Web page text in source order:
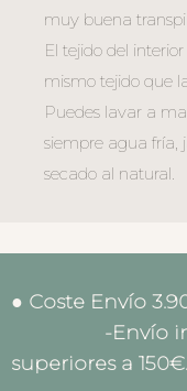
muy buena
El tejido del
mismo tejido que
Puedes lavar a
siempre agua fría,
secado al natural.
● Coste
-Envío
superiores a 150€.